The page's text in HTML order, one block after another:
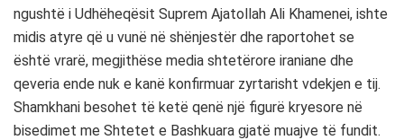
ngushtë i Udhëheqësit Suprem Ajatollah Ali Khamenei, ishte
midis atyre që u vunë në shënjestër dhe raportohet se
është vrarë, megjithëse media shtetërore iraniane dhe
qeveria ende nuk e kanë konfirmuar zyrtarisht vdekjen e tij.
Shamkhani besohet të ketë qenë një figurë kryesore në
bisedimet me Shtetet e Bashkuara gjatë muajve të fundit.